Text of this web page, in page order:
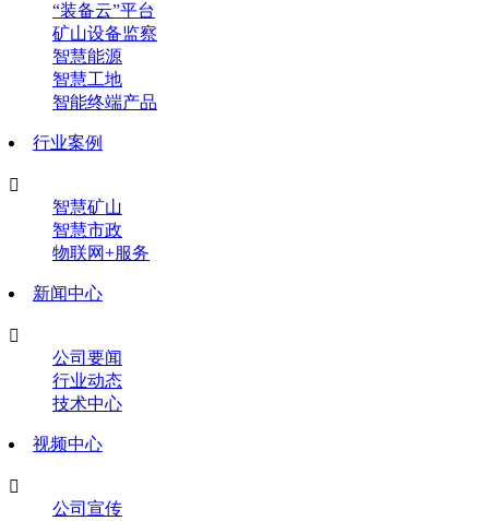
“装备云”平台
矿山设备监察
智慧能源
智慧工地
智能终端产品
行业案例

智慧矿山
智慧市政
物联网+服务
新闻中心

公司要闻
行业动态
技术中心
视频中心

公司宣传